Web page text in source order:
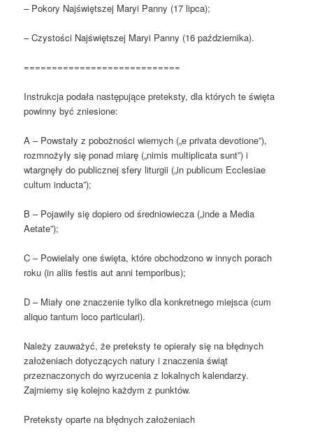
– Pokory Najświętszej Maryi Panny (17 lipca);
– Czystości Najświętszej Maryi Panny (16 października).
============================
Instrukcja podała następujące preteksty, dla których te święta
powinny być zniesione:
A – Powstały z pobożności wiernych („e privata devotione”),
rozmnożyły się ponad miarę („nimis multiplicata sunt”) i
wtargnęły do publicznej sfery liturgii („in publicum Ecclesiae
cultum inducta”);
B – Pojawiły się dopiero od średniowiecza („inde a Media
Aetate”);
C – Powielały one święta, które obchodzono w innych porach
roku (in aliis festis aut anni temporibus);
D – Miały one znaczenie tylko dla konkretnego miejsca (cum
aliquo tantum loco particulari).
Należy zauważyć, że preteksty te opierały się na błędnych
założeniach dotyczących natury i znaczenia świąt
przeznaczonych do wyrzucenia z lokalnych kalendarzy.
Zajmiemy się kolejno każdym z punktów.
Preteksty oparte na błędnych założeniach